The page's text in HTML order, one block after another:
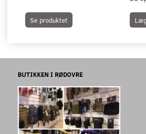
Se produktet
BUTIKKEN I RØDOVRE